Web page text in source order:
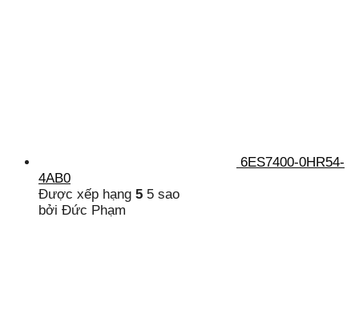
6ES7400-0HR54-
4AB0
Được xếp hạng 5 5 sao
bởi Đức Phạm